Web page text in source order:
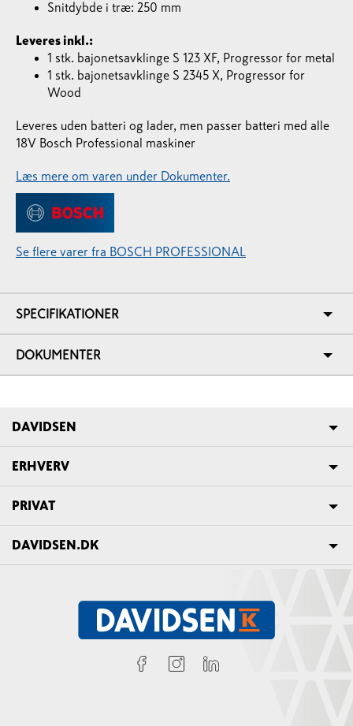
Snitdybde i træ: 250 mm
Leveres inkl.:
1 stk. bajonetsavklinge S 123 XF, Progressor for metal
1 stk. bajonetsavklinge S 2345 X, Progressor for
Wood
Leveres uden batteri og lader, men passer batteri med alle
18V Bosch Professional maskiner
Læs mere om varen under Dokumenter.
Se flere varer fra BOSCH PROFESSIONAL
SPECIFIKATIONER
DOKUMENTER
DAVIDSEN
ERHVERV
PRIVAT
DAVIDSEN.DK